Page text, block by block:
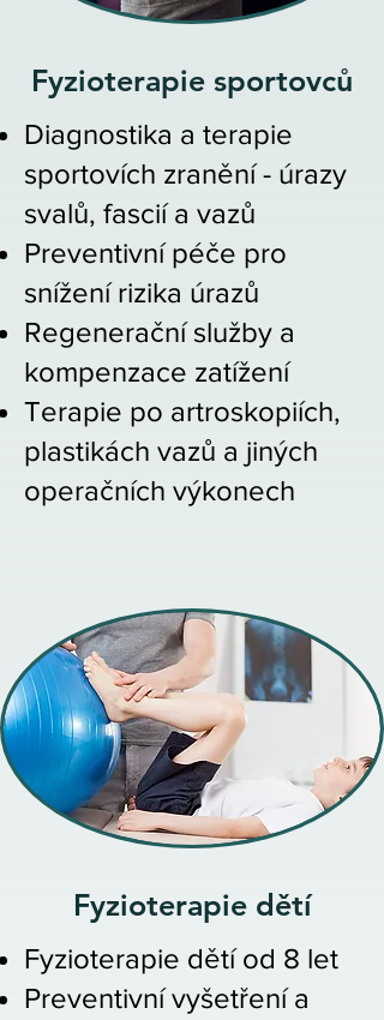
Fyzioterapie sportovců
Diagnostika a terapie
sportovích zranění - úrazy
svalů, fascií a vazů
Preventivní péče pro
snížení rizika úrazů
Regenerační služby a
kompenzace zatížení
Terapie po artroskopiích,
plastikách vazů a jiných
operačních výkonech​
Fyzioterapie dětí
Fyzioterapie dětí od 8 let
Preventivní vyšetření a